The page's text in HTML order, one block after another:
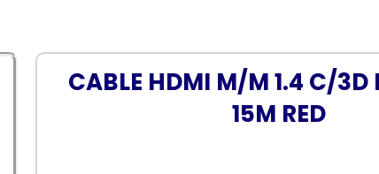
CABLE HDMI M/M 1.4 C/3D
15M RED